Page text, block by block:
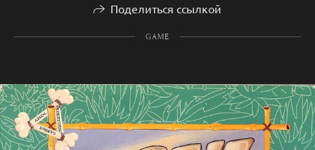
Поделиться ссылкой
GAME